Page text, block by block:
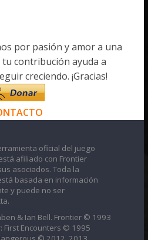
por pasión y amor a una
contribución ayuda a
creciendo. ¡Gracias!
oficial del juego
afiliado con Frontier
asociados. Toda la
basada en información
y puede no ser
& Ian Bell. Frontier © 1993
First Encounters © 1995